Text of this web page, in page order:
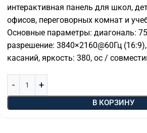
интерактивная панель для школ,
офисов, переговорных комнат и
Основные параметры: диагональ:
разрешение: 3840×2160@60Гц
касаний, яркость: 380, ос /
В КОРЗИНУ